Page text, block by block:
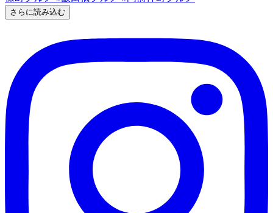
さらに読み込む